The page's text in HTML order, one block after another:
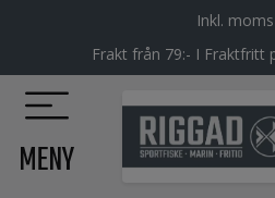
Inkl. moms
Frakt från 79:- I Fraktfritt
MENY